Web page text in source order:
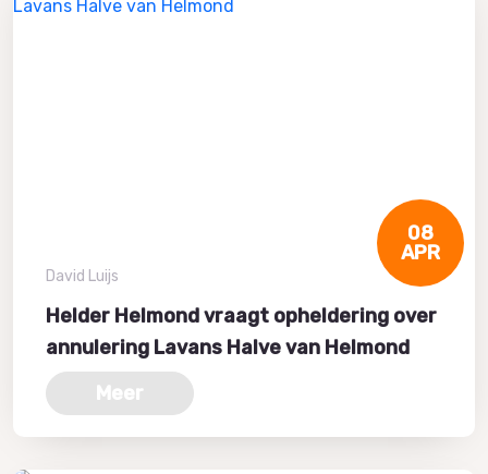
08
APR
David Luijs
Helder Helmond vraagt opheldering over
annulering Lavans Halve van Helmond
Meer